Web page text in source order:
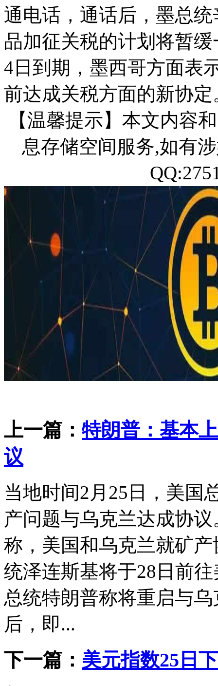
通电话，通话后，墨总
品加征关税的计划将暂
4日到期，墨西哥方面表
前达成关税方面的新协定
【温馨提示】本文内容
息存储空间服务,如有
上一篇： 特朗普：基本
议
当地时间2月25日，美国
产问题与乌克兰达成协
称，美国和乌克兰就矿
统泽连斯基将于28日前
总统特朗普称将重启与
后，即...
下一篇： 美元指数25日